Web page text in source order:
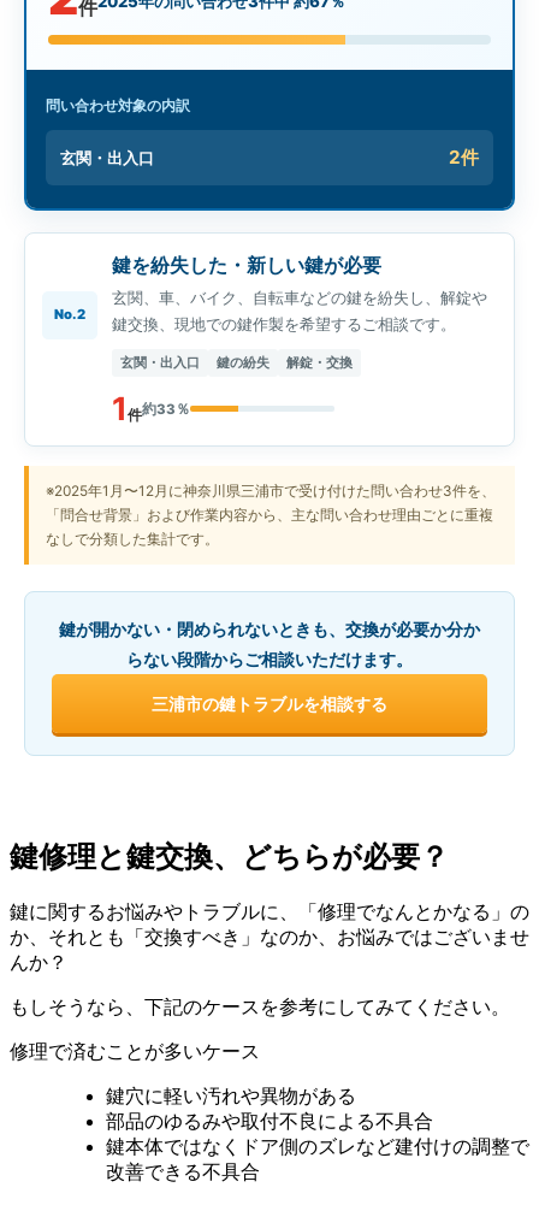
件
問い合わせ対象の内訳
玄関・出入口 2件
No.2
鍵を紛失した・新しい鍵が必要
玄関、車、バイク、自転車などの鍵を紛失し、解錠や
鍵交換、現地での鍵作製を希望するご相談です。
玄関・出入口 鍵の紛失 解錠・交換
1 件約33％
※2025年1月〜12月に神奈川県三浦市で受け付けた問い合わせ3件を、
「問合せ背景」および作業内容から、主な問い合わせ理由ごとに重複
なしで分類した集計です。
鍵が開かない・閉められないときも、交換が必要か分か
らない段階からご相談いただけます。
三浦市の鍵トラブルを相談する
鍵修理と鍵交換、どちらが必要？
鍵に関するお悩みやトラブルに、「修理でなんとかなる」の
か、それとも「交換すべき」なのか、お悩みではございませ
んか？
もしそうなら、下記のケースを参考にしてみてください。
修理で済むことが多いケース
鍵穴に軽い汚れや異物がある
部品のゆるみや取付不良による不具合
鍵本体ではなくドア側のズレなど建付けの調整で
改善できる不具合